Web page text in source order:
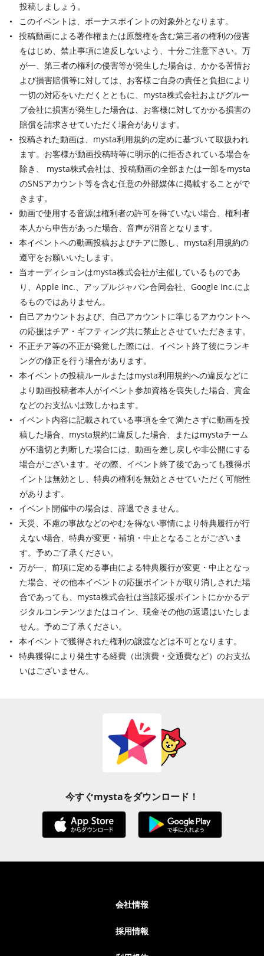
投稿しましょう。
このイベントは、ボーナスポイントの対象外となります。
投稿動画による著作権または原盤権を含む第三者の権利の侵害
をはじめ、禁止事項に違反しないよう、十分ご注意下さい。万
が一、第三者の権利の侵害等が発生した場合は、かかる苦情お
よび損害賠償等に対しては、お客様ご自身の責任と負担により
一切の対応をいただくとともに、mysta株式会社およびグルー
プ会社に損害が発生した場合は、お客様に対してかかる損害の
賠償を請求させていただく場合があります。
投稿された動画は、mysta利用規約の定めに基づいて取扱われ
ます。お客様が動画投稿時等に明示的に拒否されている場合を
除き、 mysta株式会社は、投稿動画の全部または一部をmysta
のSNSアカウント等を含む任意の外部媒体に掲載することがで
きます。
動画で使用する音源は権利者の許可を得ていない場合、権利者
本人から申告があった場合、音声が消音となります。
本イベントへの動画投稿およびチアに際し、mysta利用規約の
遵守をお願いいたします。
当オーディションはmysta株式会社が主催しているものであ
り、Apple Inc.、アップルジャパン合同会社、Google Inc.によ
るものではありません。
自己アカウントおよび、自己アカウントに準じるアカウントへ
の応援はチア・ギフティング共に禁止とさせていただきます。
不正チア等の不正が発覚した際には、イベント終了後にランキ
ングの修正を行う場合があります。
本イベントの投稿ルールまたはmysta利用規約への違反などに
より動画投稿者本人がイベント参加資格を喪失した場合、賞金
などのお支払いは致しかねます。
イベント内容に記載されている事項を全て満たさずに動画を投
稿した場合、mysta規約に違反した場合、またはmystaチーム
が不適切と判断した場合には、動画を差し戻しや非公開にする
場合がございます。その際、イベント終了後であっても獲得ポ
イントは無効とし、特典の権利を無効とさせていただく可能性
があります。
イベント開催中の場合は、辞退できません。
天災、不慮の事故などのやむを得ない事情により特典履行が行
えない場合、特典が変更・補填・中止となることがございま
す。予めご了承ください。
万が一、前項に定める事由による特典履行が変更・中止となっ
た場合、その他本イベントの応援ポイントが取り消しされた場
合であっても、mysta株式会社は当該応援ポイントにかかるデ
ジタルコンテンツまたはコイン、現金その他の返還はいたしま
せん。予めご了承ください。
本イベントで獲得された権利の譲渡などは不可となります。
特典獲得により発生する経費（出演費・交通費など）のお支払
いはございません。
今すぐmystaをダウンロード！
会社情報
採用情報